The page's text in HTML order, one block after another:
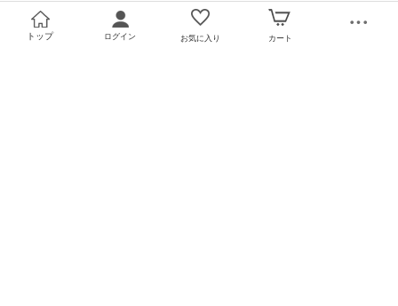
トップ ログイン お気に入り カート